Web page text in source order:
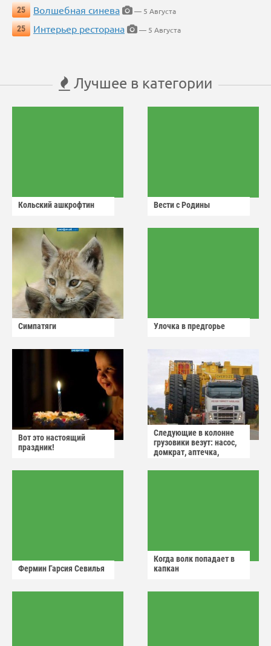
25
Волшебная синева
— 5 Августа
25
Интерьер ресторана — 5 Августа
Лучшее в категории
Кольский ашкрофтин Вести с Родины
Симпатяги Улочка в предгорье
Вот это настоящий
праздник!
Следующие в колонне
грузовики везут: насос,
домкрат, аптечка,
Фермин Гарсия Севилья
Когда волк попадает в
капкан